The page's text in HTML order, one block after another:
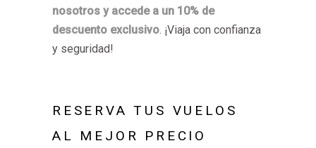
nosotros y accede a un 10% de
descuento exclusivo. ¡Viaja con confianza
y seguridad!
RESERVA TUS VUELOS
AL MEJOR PRECIO